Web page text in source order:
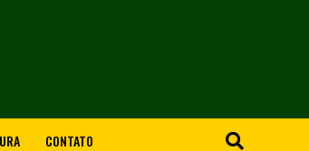
CONTATO